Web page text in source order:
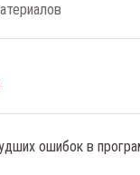
ошибок в